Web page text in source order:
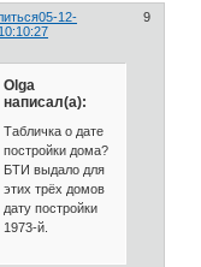
9
05-12-
Olga
написал(а):
Табличка о дате
постройки дома?
БТИ выдало для
этих трёх домов
дату постройки
1973-й.